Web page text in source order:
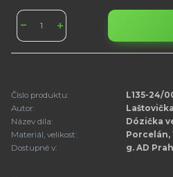
Číslo produktu:
L135-24/
Autor:
Název díla:
Dózička
Materiál, velikost:
Porcelán,
Dostupné v:
g. AD